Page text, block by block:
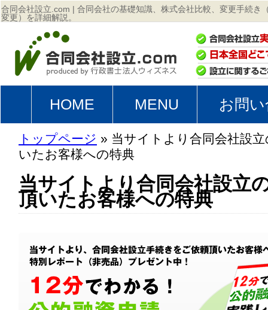
合同会社設立.com | 合同会社の基礎知識、株式会社比較、変更手続き
変更）を詳細解説。
HOME MENU お問
トップページ » 当サイトより合同会社設
いたお客様への特典
当サイトより合同会社設立
頂いたお客様への特典